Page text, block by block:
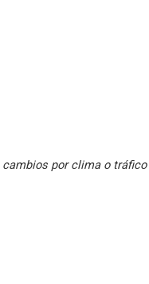
por clima o